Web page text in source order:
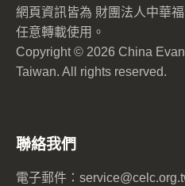
網頁資訊皆為 財團法人中華
任意轉載使用。
Copyright © 2026 China
Taiwan. All rights reserved.
聯絡我們
電子郵件：